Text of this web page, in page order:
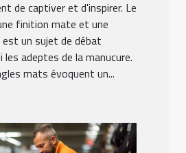
de captiver et d'inspirer. Le
finition mate et une
un sujet de débat
les adeptes de la manucure.
mats évoquent un...